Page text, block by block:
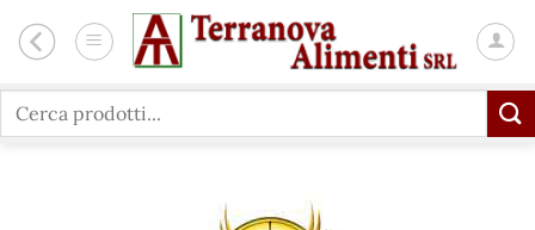
Cerca: